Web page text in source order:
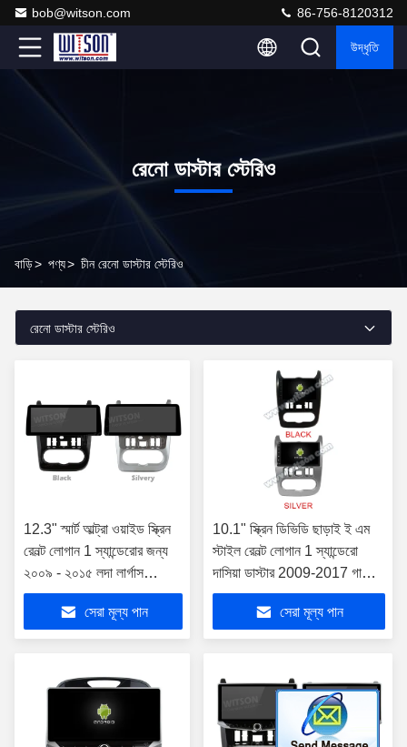
bob@witson.com 86-756-8120312
উদ্ধৃতি
রেনো ডাস্টার স্টেরিও
বাড়ি> পণ্য> চীন রেনো ডাস্টার স্টেরিও
রেনো ডাস্টার স্টেরিও
12.3" স্মার্ট আল্ট্রা ওয়াইড স্ক্রিন
রেনল্ট লোগান 1 স্যান্ডেরোর জন্য
২০০৯ - ২০১৫ লদা লার্গাস
লার্গাসের জন্য ২০১২ - ২০২০
ড্যাসিয়া ডাস্টের জন্য
সেরা মূল্য পান
10.1" স্ক্রিন ডিভিডি ছাড়াই ই এম
স্টাইল রেনল্ট লোগান 1 স্যান্ডেরো
দাসিয়া ডাস্টার 2009-2017 গাড়ি
মাল্টিমিডিয়া স্টেরিও জিপিএস গাড়ি
সেরা মূল্য পান